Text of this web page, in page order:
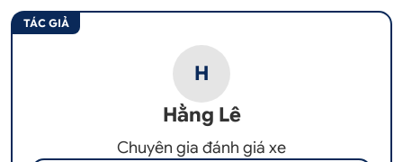
TÁC GIẢ
H
Hằng Lê
Chuyên gia đánh giá xe